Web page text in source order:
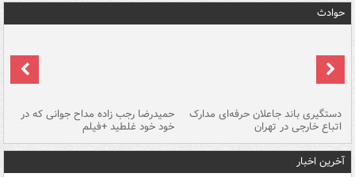
حوادث
دستگیری باند جاعلان حرفه‌ای مدارک
اتباع خارجی در تهران
حمیدرضا رجب زاده مداح جوانی که در
خود خود غلطید +فیلم
آخرین اخبار